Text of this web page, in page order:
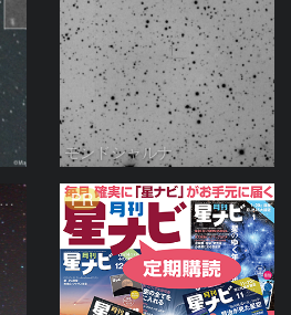
モンドシャルナ
C/2023 A3 ( Tsuchinshan-ATLAS ) PR